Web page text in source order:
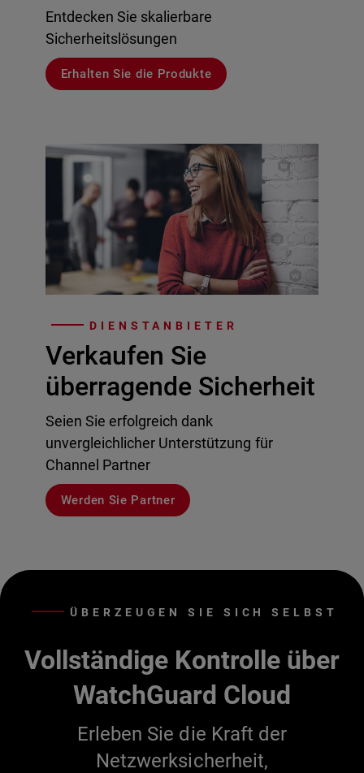
Entdecken Sie skalierbare
Sicherheitslösungen
Erhalten Sie die Produkte
DIENSTANBIETER
Verkaufen Sie
überragende Sicherheit
Seien Sie erfolgreich dank
unvergleichlicher Unterstützung für
Channel Partner
Werden Sie Partner
ÜBERZEUGEN SIE SICH SELBST
Vollständige Kontrolle über
WatchGuard Cloud
Erleben Sie die Kraft der
Netzwerksicherheit,